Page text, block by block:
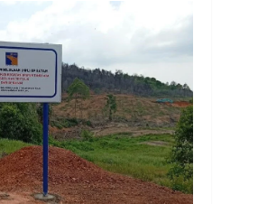
JULI 15, 2026
Pemko Batam Tegaskan
RT dan RW bukan Petugas
Pendataan dan
Pemungutan Pajak
AGUSTUS 1, 2026 0